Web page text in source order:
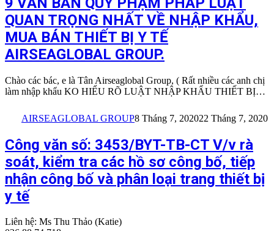
QUAN TRỌNG NHẤT VỀ NHẬP KHẨU,
MUA BÁN THIẾT BỊ Y TẾ
AIRSEAGLOBAL GROUP.
Chào các bác, e là Tân Airseaglobal Group, ( Rất nhiều các anh chị
làm nhập khẩu KO HIỂU RÕ LUẬT NHẬP KHẨU THIẾT BỊ…
AIRSEAGLOBAL GROUP8 Tháng 7, 202022 Tháng 7, 2020
Công văn số: 3453/BYT-TB-CT V/v rà
soát, kiểm tra các hồ sơ công bố, tiếp
nhận công bố và phân loại trang thiết bị
y tế
Liên hệ: Ms Thu Thảo (Katie)